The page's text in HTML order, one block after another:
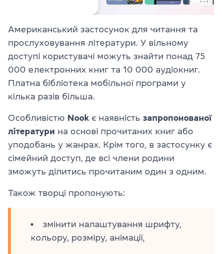
Американський застосунок для читання та
прослуховування літератури. У вільному
доступі користувачі можуть знайти понад 75
000 електронних книг та 10 000 аудіокниг.
Платна бібліотека мобільної програми у
кілька разів більша.
Особливістю Nook є наявність запропонованої
літератури на основі прочитаних книг або
уподобань у жанрах. Крім того, в застосунку є
сімейний доступ, де всі члени родини
зможуть ділитись прочитаним один з одним.
Також творці пропонують:
змінити налаштування шрифту,
кольору, розміру, анімації,